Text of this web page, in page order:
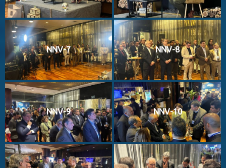
NNV-7 NNV-8
NNV-9 NNV-10